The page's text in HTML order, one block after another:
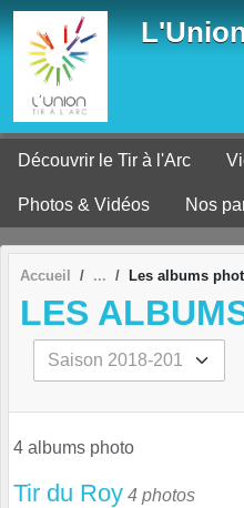
Découvrir le Tir à l'Arc
Photos & Vidéos Nos
Accueil Les albums
LES
4 albums photo
Tir du Roy 4 photos
Panneau de gestion des